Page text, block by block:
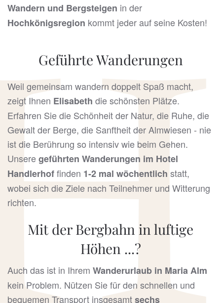
Wandern und Bergsteigen in der
Hochkönigsregion kommt jeder auf seine Kosten!
Geführte Wanderungen
Weil gemeinsam wandern doppelt Spaß macht,
zeigt Ihnen Elisabeth die schönsten Plätze.
Erfahren Sie die Schönheit der Natur, die Ruhe, die
Gewalt der Berge, die Sanftheit der Almwiesen - nie
ist die Berührung so intensiv wie beim Gehen.
Unseregeführten Wanderungen im Hotel
Handlerhoffinden 1-2 mal wöchentlich statt,
wobei sich die Ziele nach Teilnehmer und Witterung
richten.
Mit der Bergbahn in luftige
Höhen ...?
Auch das ist in Ihrem Wanderurlaub in Maria Alm
kein Problem. Nützen Sie für den schnellen und
bequemen Transport insgesamtsechs